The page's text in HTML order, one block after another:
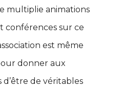
multiplie animations
conférences sur ce
est même
donner aux
de véritables